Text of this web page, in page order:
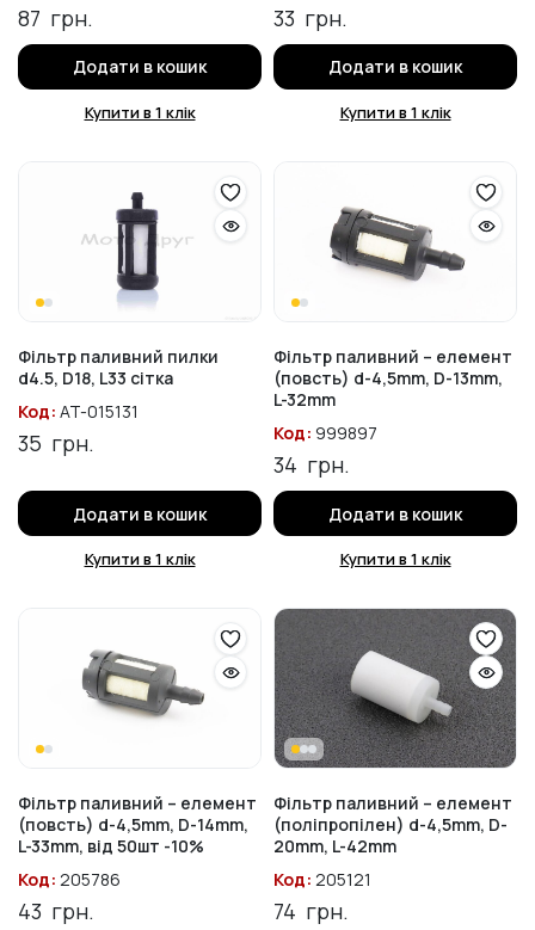
87 грн.
Додати в кошик
Купити в 1 клік
33 грн.
Додати в кошик
Купити в 1 клік
Фільтр паливний пилки
d4.5, D18, L33 сітка
Код: AT-015131
35 грн.
Додати в кошик
Купити в 1 клік
Фільтр паливний – елемент
(повсть) d-4,5mm, D-13mm,
L-32mm
Код: 999897
34 грн.
Додати в кошик
Купити в 1 клік
Фільтр паливний – елемент
(повсть) d-4,5mm, D-14mm,
L-33mm, від 50шт -10%
Код: 205786
43 грн.
Фільтр паливний – елемент
(поліпропілен) d-4,5mm, D-
20mm, L-42mm
Код: 205121
74 грн.